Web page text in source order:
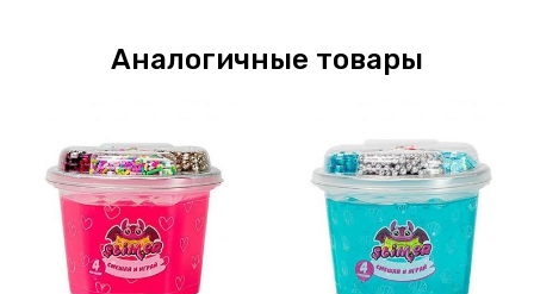
Аналогичные товары